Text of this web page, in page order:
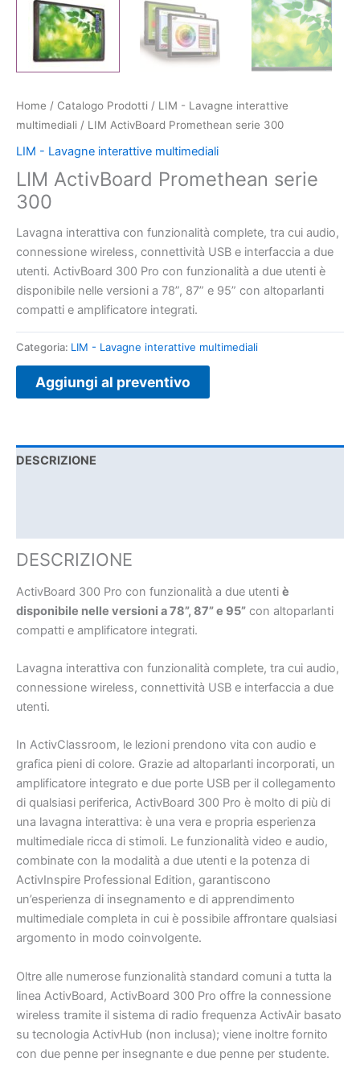
Home / Catalogo Prodotti / LIM - Lavagne interattive
multimediali / LIM ActivBoard Promethean serie 300
LIM - Lavagne interattive multimediali
LIM ActivBoard Promethean serie
300
Lavagna interattiva con funzionalità complete, tra cui audio,
connessione wireless, connettività USB e interfaccia a due
utenti. ActivBoard 300 Pro con funzionalità a due utenti è
disponibile nelle versioni a 78”, 87” e 95” con altoparlanti
compatti e amplificatore integrati.
Categoria: LIM - Lavagne interattive multimediali
Aggiungi al preventivo
DESCRIZIONE
DESCRIZIONE
ActivBoard 300 Pro con funzionalità a due utenti è
disponibile nelle versioni a 78”, 87” e 95” con altoparlanti
compatti e amplificatore integrati.
Lavagna interattiva con funzionalità complete, tra cui audio,
connessione wireless, connettività USB e interfaccia a due
utenti.
In ActivClassroom, le lezioni prendono vita con audio e
grafica pieni di colore. Grazie ad altoparlanti incorporati, un
amplificatore integrato e due porte USB per il collegamento
di qualsiasi periferica, ActivBoard 300 Pro è molto di più di
una lavagna interattiva: è una vera e propria esperienza
multimediale ricca di stimoli. Le funzionalità video e audio,
combinate con la modalità a due utenti e la potenza di
ActivInspire Professional Edition, garantiscono
un’esperienza di insegnamento e di apprendimento
multimediale completa in cui è possibile affrontare qualsiasi
argomento in modo coinvolgente.
Oltre alle numerose funzionalità standard comuni a tutta la
linea ActivBoard, ActivBoard 300 Pro offre la connessione
wireless tramite il sistema di radio frequenza ActivAir basato
su tecnologia ActivHub (non inclusa); viene inoltre fornito
con due penne per insegnante e due penne per studente.